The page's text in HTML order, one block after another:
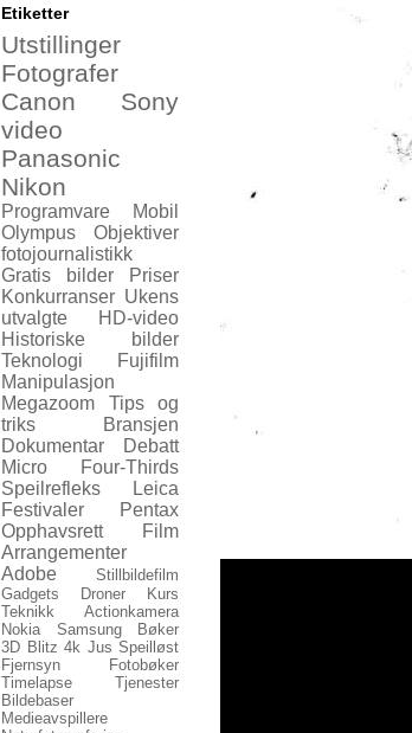
Etiketter
Utstillinger
Fotografer
Canon
Sony
video
Panasonic
Nikon
Programvare
Mobil
Olympus
Objektiver
fotojournalistikk
Gratis bilder
Priser
Konkurranser Ukens
utvalgte
HD-video
Historiske bilder
Teknologi
Fujifilm
Manipulasjon
Megazoom
Tips og
triks
Bransjen
Dokumentar
Debatt
Micro Four-Thirds
Speilrefleks
Leica
Festivaler
Pentax
Opphavsrett
Film
Arrangementer
Adobe
Stillbildefilm
Gadgets
Droner
Kurs
Teknikk
Actionkamera
Nokia
Samsung
Bøker
3D Blitz 4k Jus Speilløst
Fjernsyn
Fotobøker
Timelapse
Tjenester
Bildebaser
Medieavspillere